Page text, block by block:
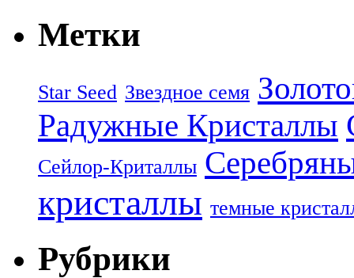
Метки
Star Seed Звездное семя
Радужные Кристаллы
Сейлор-Криталлы
кристаллы темные
Рубрики